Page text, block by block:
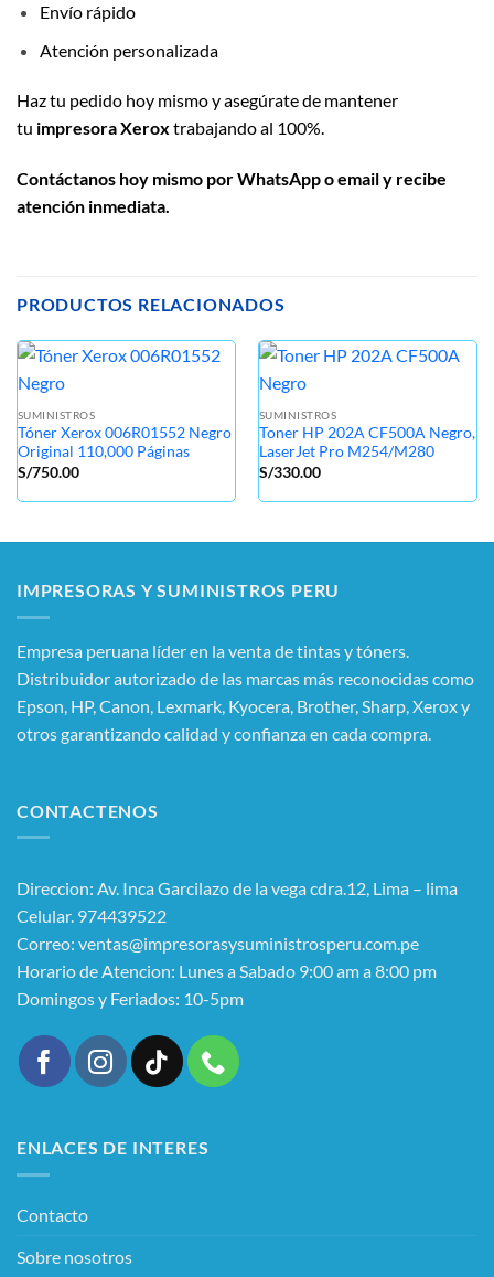
Envío rápido
Atención personalizada
Haz tu pedido hoy mismo y asegúrate de mantener
tu impresora Xerox trabajando al 100%.
Contáctanos hoy mismo por WhatsApp o email y recibe
atención inmediata.
PRODUCTOS RELACIONADOS
SUMINISTROS
Tóner Xerox 006R01552 Negro
Original 110,000 Páginas
S/750.00
SUMINISTROS
Toner HP 202A CF500A Negro,
LaserJet Pro M254/M280
S/330.00
IMPRESORAS Y SUMINISTROS PERU
Empresa peruana líder en la venta de tintas y tóners.
Distribuidor autorizado de las marcas más reconocidas como
Epson, HP, Canon, Lexmark, Kyocera, Brother, Sharp, Xerox y
otros garantizando calidad y confianza en cada compra.
CONTACTENOS
Direccion: Av. Inca Garcilazo de la vega cdra.12, Lima – lima
Celular. 974439522
Correo: ventas@impresorasysuministrosperu.com.pe
Horario de Atencion: Lunes a Sabado 9:00 am a 8:00 pm
Domingos y Feriados: 10-5pm
ENLACES DE INTERES
Contacto
Sobre nosotros